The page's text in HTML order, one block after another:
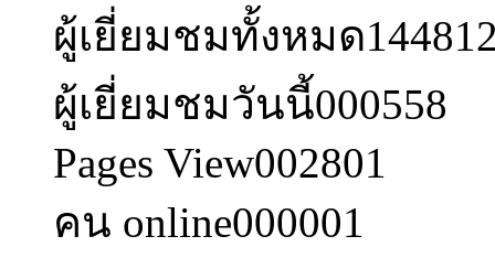
ผู้เยี่ยมชมทั้งหมด
ผู้เยี่ยมชมวันนี้000558
Pages View002801
คน online000001